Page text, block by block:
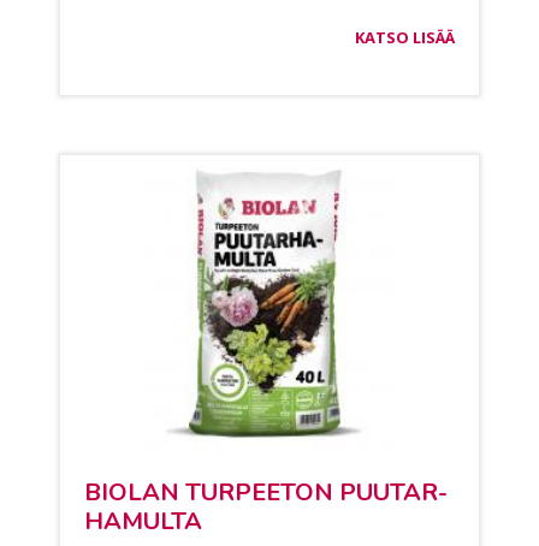
KATSO LISÄÄ
BIO­LAN TUR­PEE­TON PUU­TAR­
HA­MUL­TA